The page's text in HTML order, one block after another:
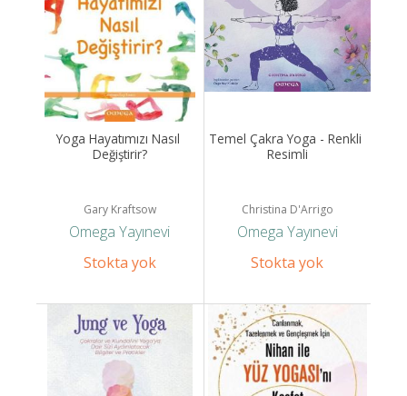
Yoga Hayatımızı Nasıl
Değiştirir?
Gary Kraftsow
Omega Yayınevi
Stokta yok
Temel Çakra Yoga - Renkli
Resimli
Christina D'Arrigo
Omega Yayınevi
Stokta yok